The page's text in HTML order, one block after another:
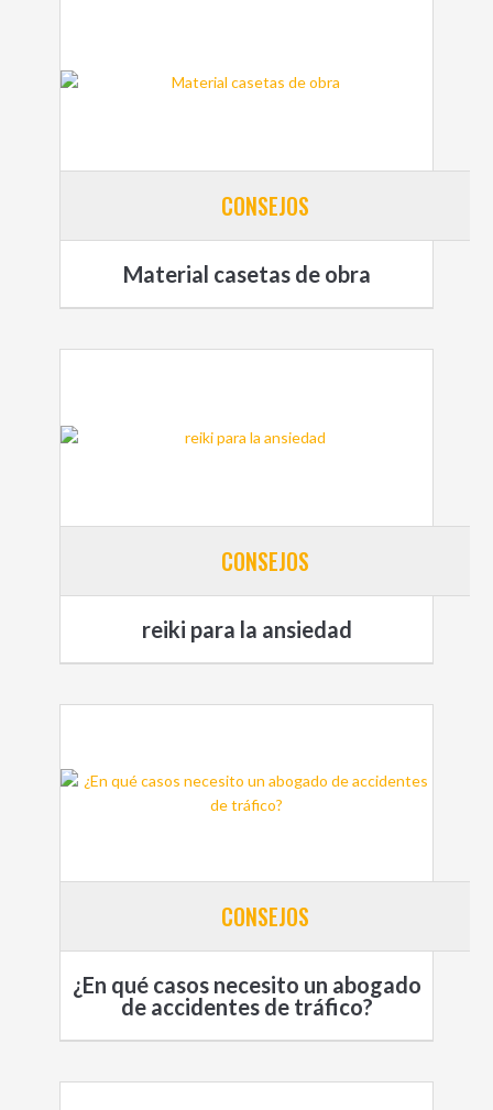
CONSEJOS
Material casetas de obra
CONSEJOS
reiki para la ansiedad
CONSEJOS
¿En qué casos necesito un abogado
de accidentes de tráfico?